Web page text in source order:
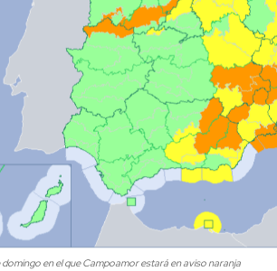
en el que Campoamor estará en aviso naranja